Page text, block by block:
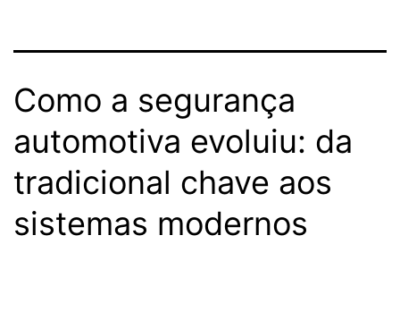
Como a segurança
automotiva evoluiu: da
tradicional chave aos
sistemas modernos